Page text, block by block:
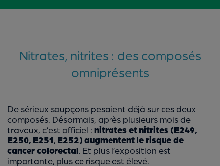
Nitrates, nitrites : des composés
omniprésents
De sérieux soupçons pesaient déjà sur ces deux
composés. Désormais, après plusieurs mois de
travaux, c’est officiel : nitrates et nitrites (E249,
E250, E251, E252) augmentent le risque de
cancer colorectal . Et plus l’exposition est
importante, plus ce risque est élevé.